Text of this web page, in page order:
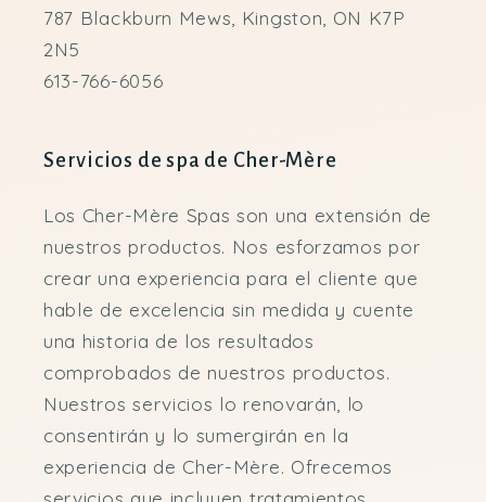
787 Blackburn Mews, Kingston, ON K7P
2N5
613-766-6056
Servicios de spa de Cher-Mère
Los Cher-Mère Spas son una extensión de
nuestros productos. Nos esforzamos por
crear una experiencia para el cliente que
hable de excelencia sin medida y cuente
una historia de los resultados
comprobados de nuestros productos.
Nuestros servicios lo renovarán, lo
consentirán y lo sumergirán en la
experiencia de Cher-Mère. Ofrecemos